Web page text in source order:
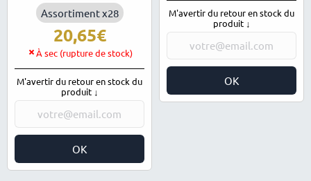
Assortiment x28
20,65
À sec (rupture de stock)
M'avertir du retour en stock du
produit ↓
OK
M'avertir du retour en stock du
produit ↓
OK